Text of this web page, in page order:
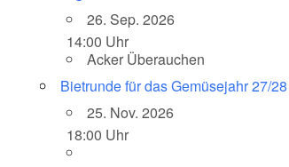
Office 365
26. Sep. 2026
14:00 Uhr
Acker Überauchen
Bietrunde für das Gemüsejahr 27/28
25. Nov. 2026
18:00 Uhr